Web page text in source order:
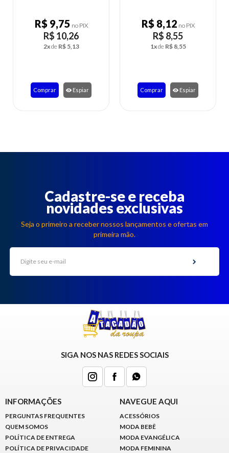
R$ 9,75no PIX
R$ 10,26
2xdeR$ 5,13
Comprar Espiar
R$ 8,12no PIX
R$ 8,55
1xdeR$ 8,55
Comprar Espiar
Cadastre-se e receba
novidades exclusivas
Seja o primeiro a receber nossos lançamentos e ofertas em
primeira mão.
SIGA NOS NAS REDES SOCIAIS
INFORMAÇÕES
PERGUNTAS FREQUENTES
QUEM SOMOS
POLÍTICA DE ENTREGA
POLÍTICA DE PRIVACIDADE
NAVEGUE AQUI
ACESSÓRIOS
MODA BEBÊ
MODA EVANGÉLICA
MODA FEMININA